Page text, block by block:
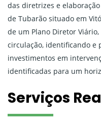
das diretrizes e
de Tubarão situado em
de um Plano Diretor
circulação, identificando e
investimentos em
identificadas para um
Serviços